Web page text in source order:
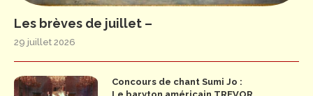
Les brèves de juillet –
29 juillet 2026
Concours de chant Sumi Jo :